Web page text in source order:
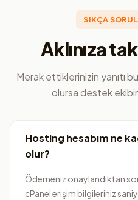
SIKÇA
Aklınıza
Merak ettiklerinizin yanıtı
olursa destek
Hosting hesabım ne
olur?
Ödemeniz onaylandıktan
cPanel erişim bilgileriniz